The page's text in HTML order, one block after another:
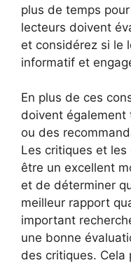
plus de temps
lecteurs doivent
et considérez si le
informatif et
En plus de ces
doivent également
ou des
Les critiques et
être un excellent
et de déterminer
meilleur rapport
important
une bonne
des critiques. Cela